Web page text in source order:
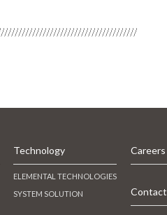
Technology
ELEMENTAL TECHNOLOGIES
SYSTEM SOLUTION
Careers
Contact